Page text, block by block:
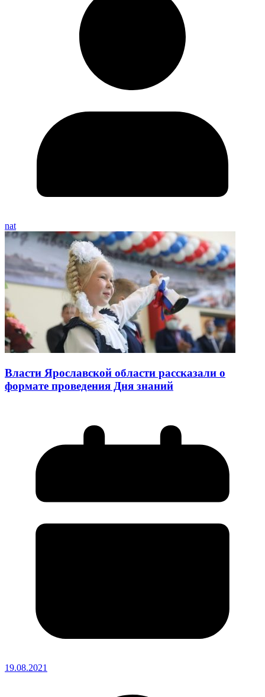
nat
Власти Ярославской области рассказали о
формате проведения Дня знаний
19.08.2021